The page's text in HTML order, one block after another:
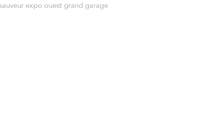
expo ouest grand garage